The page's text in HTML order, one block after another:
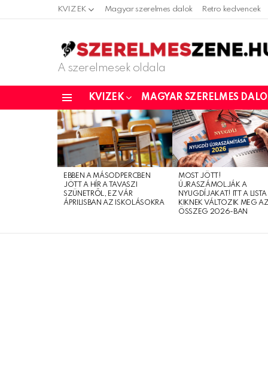
KVIZEK Magyar szerelmes dalok Retro kedvencek
A szerelmesek oldala
KVIZEK MAGYAR SZERELMES
LATEST
STORIES
EBBEN A MÁSODPERCBEN
JÖTT A HÍR A TAVASZI
SZÜNETRŐL, EZ VÁR
ÁPRILISBAN AZ ISKOLÁSOKRA
MOST JÖTT!
ÚJRASZÁMOLJÁK A
NYUGDÍJAKAT! ITT A
KIKNEK VÁLTOZIK MEG
ÖSSZEG 2026-BAN